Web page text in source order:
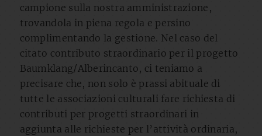
campione sulla nostra amministrazione,
trovandola in piena regola e persino
complimentando la gestione. Nel caso del
citato contributo straordinario per il progetto
Baumklang/Alberincanto, ci teniamo a
precisare che, non solo è prassi abituale di
tutte le associazioni culturali fare richiesta di
contributi per progetti straordinari in
aggiunta alle richieste per l’attività ordinaria,